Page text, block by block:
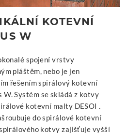
KOTEVNÍ
W
spojení vrstvy
pláštěm, nebo je jen
řešením spirálový kotevní
W. Systém se skládá z kotvy
kotevní malty DESOI .
do spirálové kotevní
kotvy zajišťuje vyšší